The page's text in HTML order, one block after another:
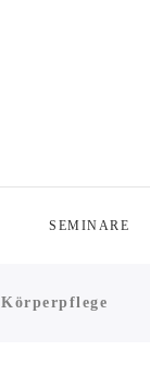
SEMINARE
Körperpflege